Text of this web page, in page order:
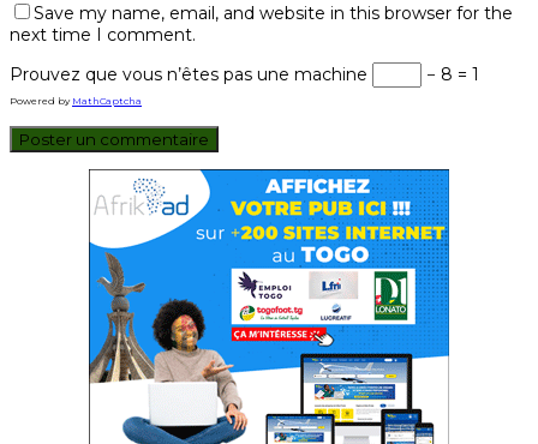
Save my name, email, and website in this browser for the
next time I comment.
Prouvez que vous n’êtes pas une machine
− 8 = 1
Powered by MathCaptcha